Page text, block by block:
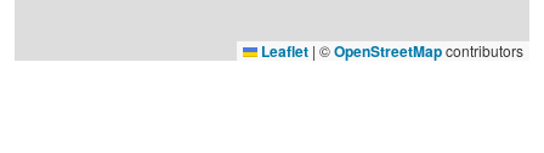
Leaflet | ©OpenStreetMapcontributors